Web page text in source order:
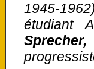
1945-
étudiant